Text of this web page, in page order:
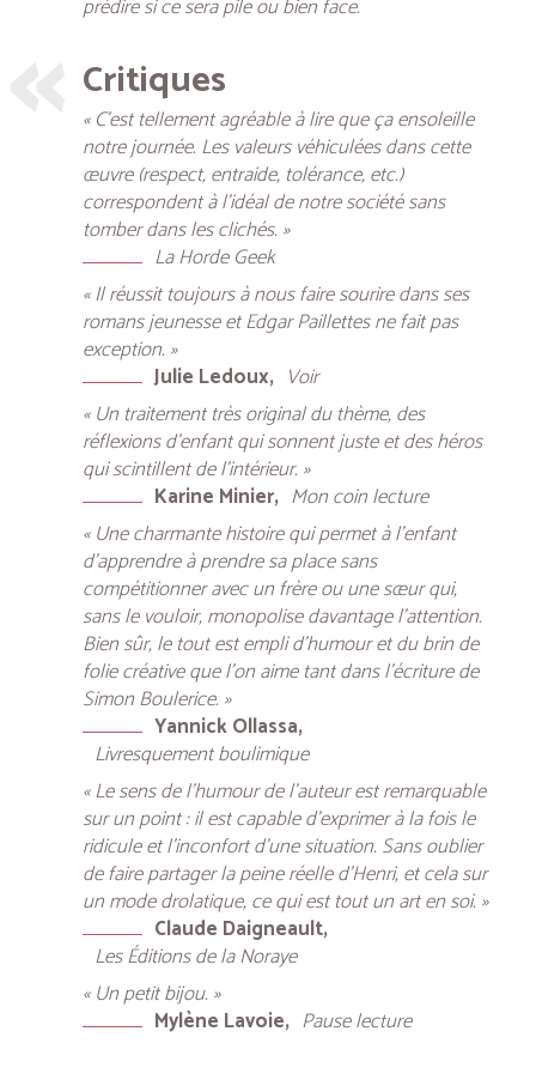
prédire si ce sera pile ou bien face.
Critiques
« C’est tellement agréable à lire que ça ensoleille
notre journée. Les valeurs véhiculées dans cette
œuvre (respect, entraide, tolérance, etc.)
correspondent à l’idéal de notre société sans
tomber dans les clichés. »
La Horde Geek
« Il réussit toujours à nous faire sourire dans ses
romans jeunesse et Edgar Paillettes ne fait pas
exception. »
Julie Ledoux
Voir
« Un traitement très original du thème, des
réflexions d’enfant qui sonnent juste et des héros
qui scintillent de l’intérieur. »
Karine Minier Mon coin lecture
« Une charmante histoire qui permet à l’enfant
d’apprendre à prendre sa place sans
compétitionner avec un frère ou une sœur qui,
sans le vouloir, monopolise davantage l’attention.
Bien sûr, le tout est empli d’humour et du brin de
folie créative que l’on aime tant dans l’écriture de
Simon Boulerice. »
Yannick Ollassa
Livresquement boulimique
« Le sens de l’humour de l’auteur est remarquable
sur un point : il est capable d’exprimer à la fois le
ridicule et l’inconfort d’une situation. Sans oublier
de faire partager la peine réelle d’Henri, et cela sur
un mode drolatique, ce qui est tout un art en soi. »
Claude Daigneault
Les Éditions de la Noraye
« Un petit bijou. »
Mylène Lavoie Pause lecture